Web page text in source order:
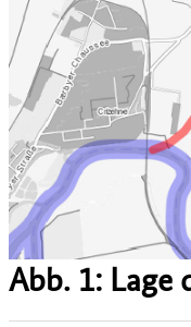
Abb. 1: Lage